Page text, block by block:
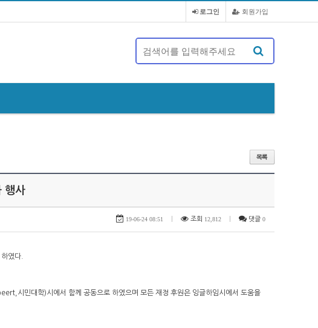
회원가입
로그인
행사
19-06-24 08:51 조회 12,812 댓글 0
였다.
시민대학)시에서 함께 공동으로 하였으며 모든 재정 후원은 잉글하임시에서 도움을